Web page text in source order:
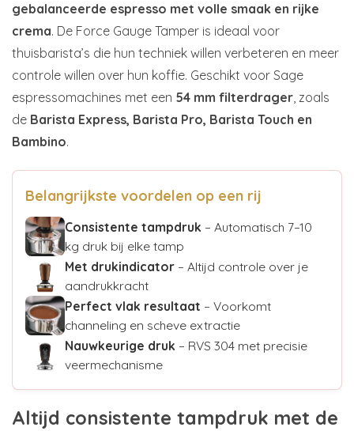
gebalanceerde espresso met volle smaak en rijke
crema. De Force Gauge Tamper is ideaal voor
thuisbarista’s die hun techniek willen verbeteren en meer
controle willen over hun koffie. Geschikt voor Sage
espressomachines met een 54 mm filterdrager, zoals
de Barista Express, Barista Pro, Barista Touch en
Bambino.
Belangrijkste voordelen op een rij
Consistente tampdruk – Automatisch 7–10
kg druk bij elke tamp
Met drukindicator – Altijd controle over je
aandrukkracht
Perfect vlak resultaat – Voorkomt
channeling en scheve extractie
Nauwkeurige druk – RVS 304 met precisie
veermechanisme
Altijd consistente tampdruk met de